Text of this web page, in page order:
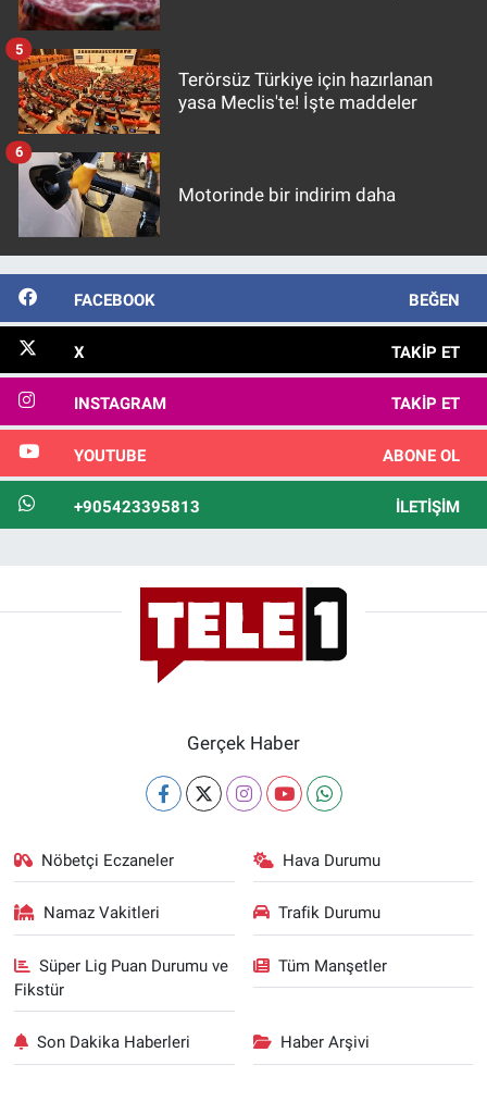
Terörsüz Türkiye için hazırlanan
yasa Meclis'te! İşte maddeler
5
Motorinde bir indirim daha
6
FACEBOOK BEĞEN
X TAKIP ET
INSTAGRAM TAKIP ET
YOUTUBE ABONE OL
+905423395813 İLETIŞIM
Gerçek Haber
Nöbetçi Eczaneler Hava Durumu
Namaz Vakitleri Trafik Durumu
Süper Lig Puan Durumu ve
Fikstür
Tüm Manşetler
Son Dakika Haberleri Haber Arşivi